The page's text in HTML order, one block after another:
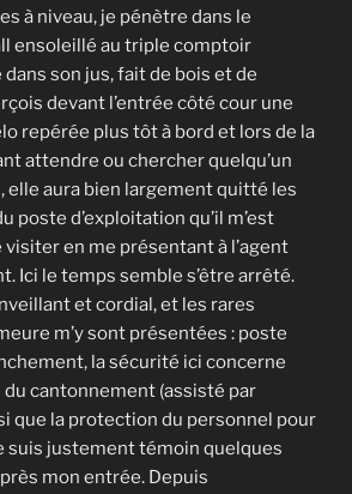
à niveau, je pénètre dans le
ensoleillé au triple comptoir
son jus, fait de bois et de
devant l’entrée côté cour une
repérée plus tôt à bord et lors de la
attendre ou chercher quelqu’un
elle aura bien largement quitté les
poste d’exploitation qu’il m’est
en me présentant à l’agent
Ici le temps semble s’être arrêté.
et cordial, et les rares
m’y sont présentées : poste
la sécurité ici concerne
cantonnement (assisté par
que la protection du personnel pour
suis justement témoin quelques
mon entrée. Depuis